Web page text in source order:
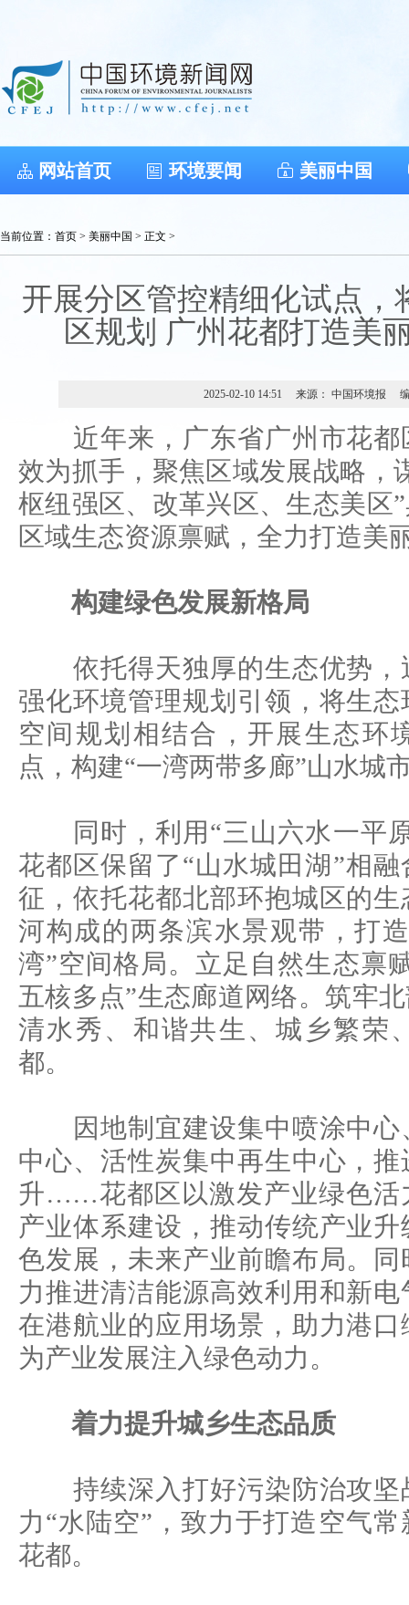
网站首页 环境要闻 美丽中国
当前位置： 首页 > 美丽中国 > 正文 >
开展分区管控精细化试点，
区规划 广州花都打造美
2025-02-10 14:51 来源： 中国环境报
近年来，广东省广州市花都
效为抓手，聚焦区域发展战略，
枢纽强区、改革兴区、生态美区
区域生态资源禀赋，全力打造美
构建绿色发展新格局
依托得天独厚的生态优势，
强化环境管理规划引领，将生
空间规划相结合，开展生态环
点，构建“一湾两带多廊”山水城
同时，利用“三山六水一平原
花都区保留了“山水城田湖”相
征，依托花都北部环抱城区的
河构成的两条滨水景观带，打
湾”空间格局。立足自然生态禀
五核多点”生态廊道网络。筑牢
清水秀、和谐共生、城乡繁荣
都。
因地制宜建设集中喷涂中心
中心、活性炭集中再生中心，
升……花都区以激发产业绿色活
产业体系建设，推动传统产业
色发展，未来产业前瞻布局。
力推进清洁能源高效利用和新
在港航业的应用场景，助力港
为产业发展注入绿色动力。
着力提升城乡生态品质
持续深入打好污染防治攻坚
力“水陆空”，致力于打造空气
花都。